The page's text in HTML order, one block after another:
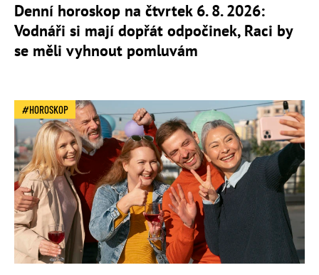
Denní horoskop na čtvrtek 6. 8. 2026:
Vodnáři si mají dopřát odpočinek, Raci by
se měli vyhnout pomluvám
HOROSKOP